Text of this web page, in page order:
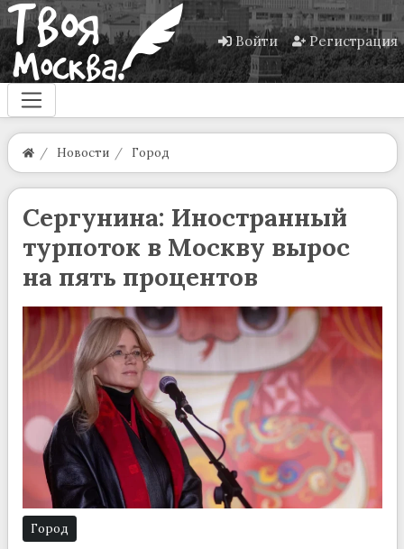
Войти Регистрация
Новости Город
Сергунина: Иностранный
турпоток в Москву вырос
на пять процентов
Город